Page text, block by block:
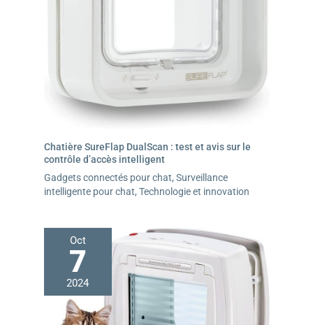
Chatière SureFlap DualScan : test et avis sur le
contrôle d’accès intelligent
Gadgets connectés pour chat, Surveillance
intelligente pour chat, Technologie et innovation
Oct
7
2024